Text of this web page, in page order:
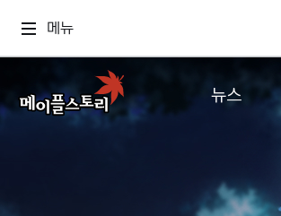
메뉴
뉴스
업데이트
이벤트